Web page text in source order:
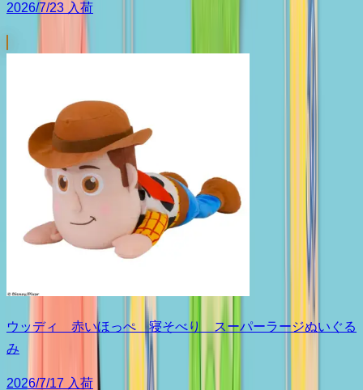
2026/7/23 入荷
ウッディ 赤いほっぺ 寝そべり スーパーラージぬいぐる
み
2026/7/17 入荷